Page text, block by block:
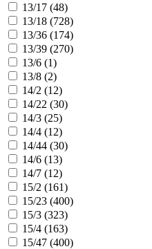
13/17 (48)
13/18 (728)
13/36 (174)
13/39 (270)
13/6 (1)
13/8 (2)
14/2 (12)
14/22 (30)
14/3 (25)
14/4 (12)
14/44 (30)
14/6 (13)
14/7 (12)
15/2 (161)
15/23 (400)
15/3 (323)
15/4 (163)
15/47 (400)